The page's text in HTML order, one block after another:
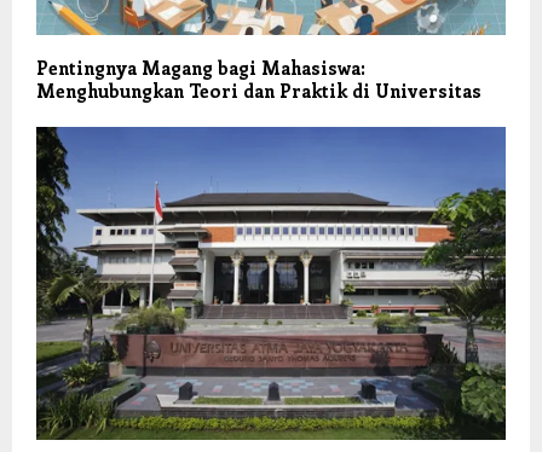
Pentingnya Magang bagi Mahasiswa:
Menghubungkan Teori dan Praktik di Universitas